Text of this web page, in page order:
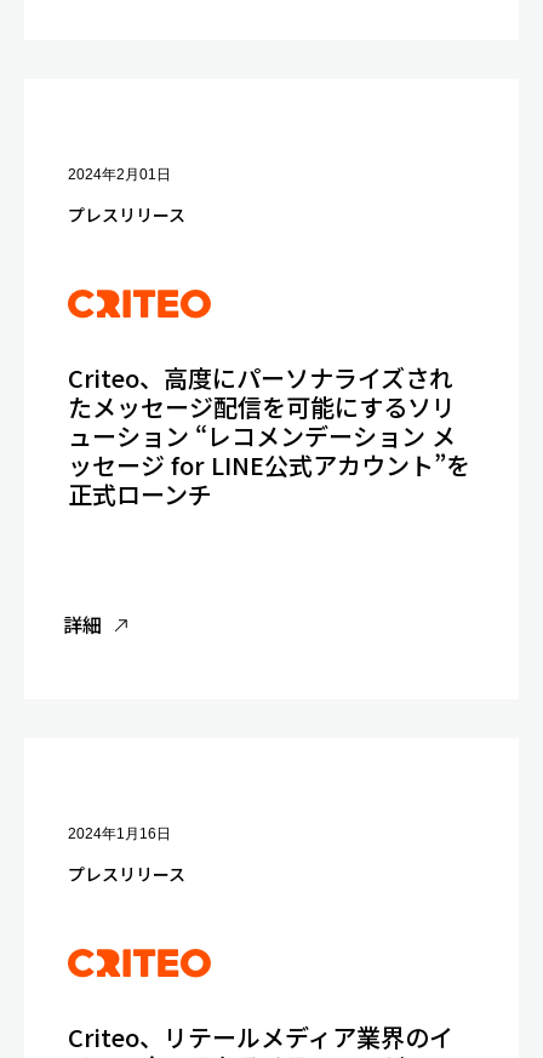
2024年2月01日
プレスリリース
Criteo、高度にパーソナライズされ
たメッセージ配信を可能にするソリ
ューション “レコメンデーション メ
ッセージ for LINE公式アカウント”を
正式ローンチ
詳細
2024年1月16日
プレスリリース
Criteo、リテールメディア業界のイ